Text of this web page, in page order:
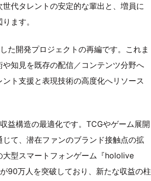
代タレントの安定的な輩出と、増員に
ます。
た開発プロジェクトの再編です。これま
知見を既存の配信／コンテンツ分野へ
ト支援と表現技術の高度化へリソース
益構造の最適化です。TCGやゲーム展開
て、潜在ファンのブランド接触点の拡
型スマートフォンゲーム『hololive
90万人を突破しており、新たな収益の柱